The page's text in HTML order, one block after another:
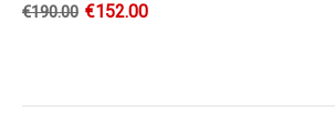
€190.00 €152.00